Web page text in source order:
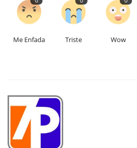
Me Enfada Triste Wow